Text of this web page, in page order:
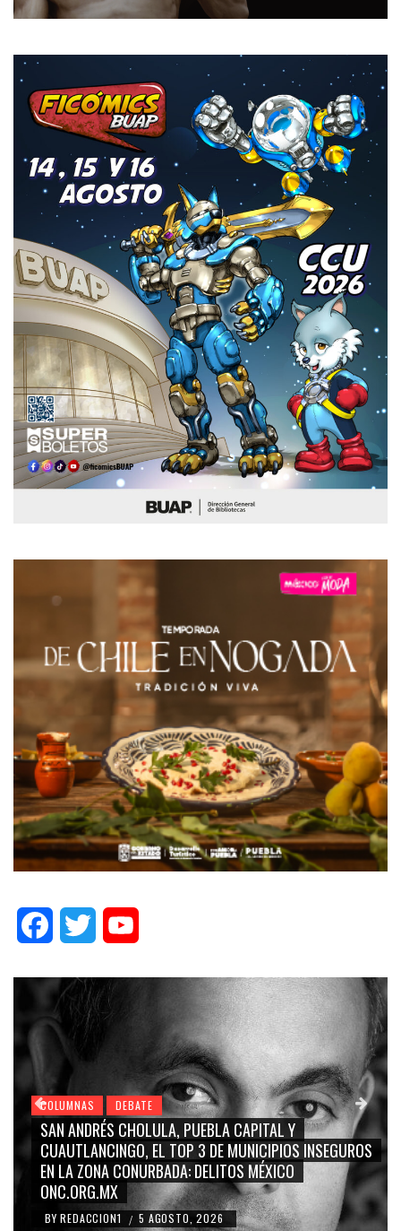
FacebookTwitter
COLUMNAS DEBATE
SAN ANDRÉS CHOLULA, PUEBLA CAPITAL Y
CUAUTLANCINGO, EL TOP 3 DE MUNICIPIOS INSEGUROS
EN LA ZONA CONURBADA: DELITOS MÉXICO
ONC.ORG.MX
BY REDACCION1 / 5 AGOSTO, 2026